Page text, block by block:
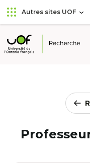
Aller
au
principal
Passer
au
Autres sites UOF
Université